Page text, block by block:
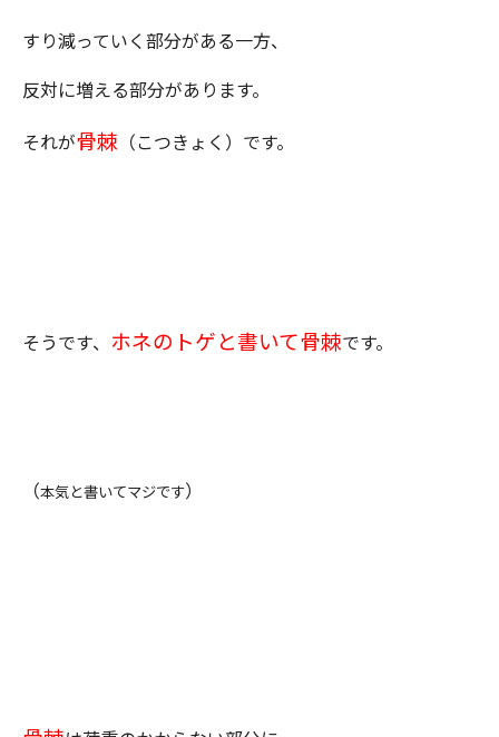
すり減っていく部分がある一方、
反対に増える部分があります。
それが骨棘 （こつきょく）です。
そうです、 ホネのトゲと書いて骨棘です。
（本気と書いてマジです）